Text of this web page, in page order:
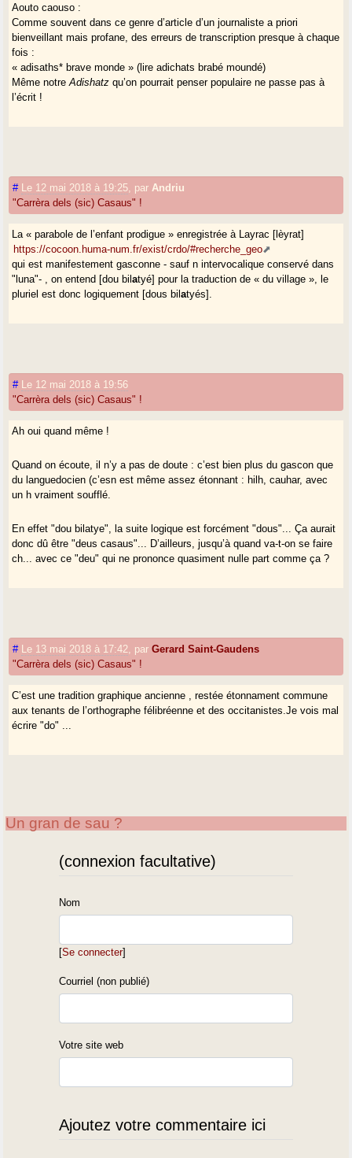
Aouto caouso :
Comme souvent dans ce genre d’article d’un journaliste a priori
bienveillant mais profane, des erreurs de transcription presque à chaque
fois :
« adisaths* brave monde » (lire adichats brabé moundé)
Même notreAdishatz qu’on pourrait penser populaire ne passe pas à
l’écrit !
# Le 12 mai 2018 à 19:25 par Andriu
"Carrèra dels (sic) Casaus" !
La « parabole de l’enfant prodigue » enregistrée à Layrac [lèyrat]
https://cocoon.huma-num.fr/exist/crdo/#recherche_geo
qui est manifestement gasconne - sauf n intervocalique conservé dans
"luna"- , on entend [dou bilatyé] pour la traduction de « du village », le
pluriel est donc logiquement [dous bilatyés].
#
Le 12 mai 2018 à 19:56
"Carrèra dels (sic) Casaus" !
Ah oui quand même !
Quand on écoute, il n’y a pas de doute : c’est bien plus du gascon que
du languedocien (c’esn est même assez étonnant : hilh, cauhar, avec
un h vraiment soufflé.
En effet "dou bilatye", la suite logique est forcément "dous"... Ça aurait
donc dû être "deus casaus"... D’ailleurs, jusqu’à quand va-t-on se faire
ch... avec ce "deu" qui ne prononce quasiment nulle part comme ça ?
# Le 13 mai 2018 à 17:42 parGerard Saint-Gaudens
"Carrèra dels (sic) Casaus" !
C’est une tradition graphique ancienne , restée étonnament commune
aux tenants de l’orthographe félibréenne et des occitanistes.Je vois mal
écrire "do" ...
Un gran de sau ?
(connexion facultative)
Nom
[Se connecter]
Courriel (non publié)
Votre site web
Ajoutez votre commentaire ici